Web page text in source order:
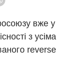
вже у
з усіма
reverse